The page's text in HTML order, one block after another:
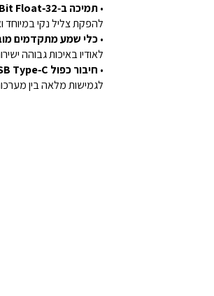
•תמיכה ב‑32‑Bit Float
להפקת צליל נקי במיוחד
•כלי שמע מתקדמים
לאודיו באיכות גבוהה
• חיבור כפול USB Type‑C ו‑XLR
לגמישות מלאה בין